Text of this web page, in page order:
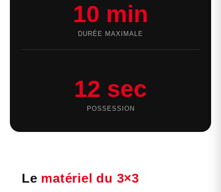
10 min
DURÉE MAXIMALE
12 sec
POSSESSION
Le matériel du 3×3